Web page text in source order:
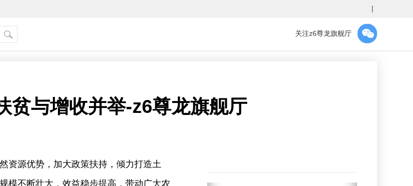
关注z6尊龙旗舰厅
贫与增收并举-z6尊龙旗舰厅
资源优势，加大政策扶持，倾力打造土
模不断壮大，效益稳步提高，带动广大农